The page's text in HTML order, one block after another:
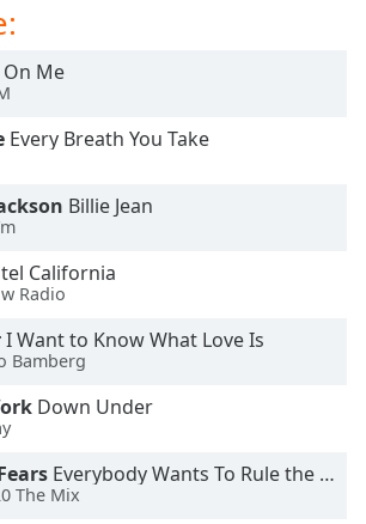
On Me
Every Breath You Take
Billie Jean
California
Radio
I Want to Know What Love Is
Bamberg
Down Under
Everybody Wants To Rule the World
The Mix